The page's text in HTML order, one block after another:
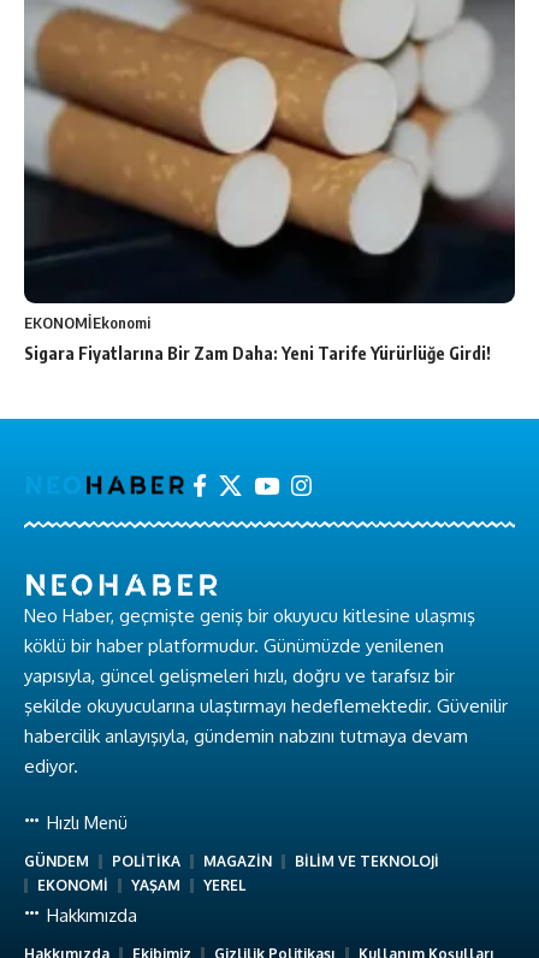
EKONOMİEkonomi
Sigara Fiyatlarına Bir Zam Daha: Yeni Tarife Yürürlüğe Girdi!
Neo Haber, geçmişte geniş bir okuyucu kitlesine ulaşmış
köklü bir haber platformudur. Günümüzde yenilenen
yapısıyla, güncel gelişmeleri hızlı, doğru ve tarafsız bir
şekilde okuyucularına ulaştırmayı hedeflemektedir. Güvenilir
habercilik anlayışıyla, gündemin nabzını tutmaya devam
ediyor.
Hızlı Menü
GÜNDEM POLİTİKA MAGAZİN
BİLİM VE TEKNOLOJİ
EKONOMİ
YAŞAM YEREL
Hakkımızda
Hakkımızda Ekibimiz Gizlilik Politikası Kullanım Koşulları